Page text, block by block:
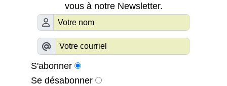
vous à notre Newsletter.
S'abonner
Se désabonner